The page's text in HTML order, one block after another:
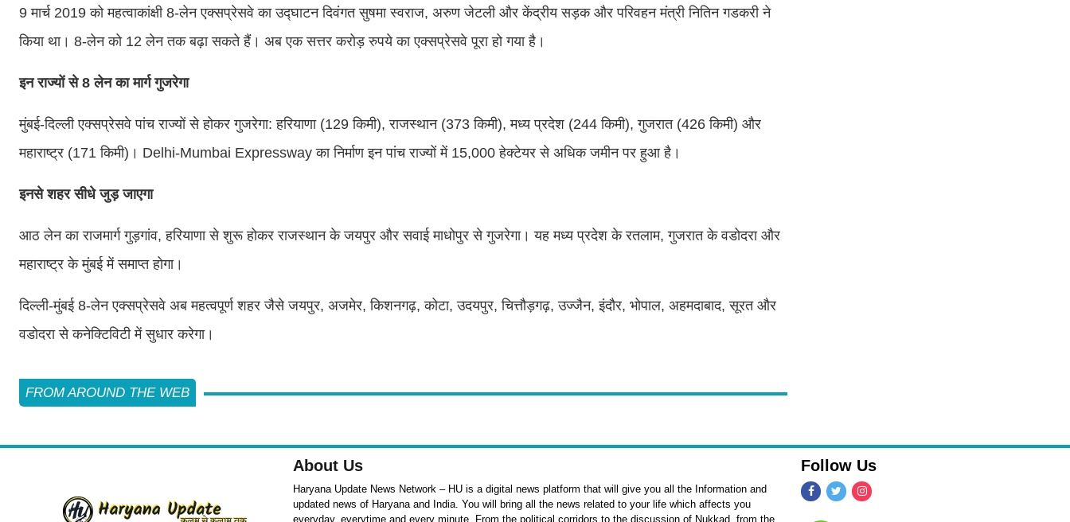
9 मार्च 2019 को महत्वाकांक्षी 8-लेन एक्सप्रेसवे का उद्घाटन दिवंगत सुषमा स्वराज, अरुण जेटली और केंद्रीय सड़क और परिवहन मंत्री नितिन गडकरी ने
किया था। 8-लेन को 12 लेन तक बढ़ा सकते हैं। अब एक सत्तर करोड़ रुपये का एक्सप्रेसवे पूरा हो गया है।
इन राज्यों से 8 लेन का मार्ग गुजरेगा
मुंबई-दिल्ली एक्सप्रेसवे पांच राज्यों से होकर गुजरेगा: हरियाणा (129 किमी), राजस्थान (373 किमी), मध्य प्रदेश (244 किमी), गुजरात (426 किमी) और
महाराष्ट्र (171 किमी)। Delhi-Mumbai Expressway का निर्माण इन पांच राज्यों में 15,000 हेक्टेयर से अधिक जमीन पर हुआ है।
इनसे शहर सीधे जुड़ जाएगा
आठ लेन का राजमार्ग गुड़गांव, हरियाणा से शुरू होकर राजस्थान के जयपुर और सवाई माधोपुर से गुजरेगा। यह मध्य प्रदेश के रतलाम, गुजरात के वडोदरा और
महाराष्ट्र के मुंबई में समाप्त होगा।
दिल्ली-मुंबई 8-लेन एक्सप्रेसवे अब महत्वपूर्ण शहर जैसे जयपुर, अजमेर, किशनगढ़, कोटा, उदयपुर, चित्तौड़गढ़, उज्जैन, इंदौर, भोपाल, अहमदाबाद, सूरत और
वडोदरा से कनेक्टिविटी में सुधार करेगा।
FROM AROUND THE WEB
About Us
Haryana Update News Network – HU is a digital news platform that will give you all the Information and
updated news of Haryana and India. You will bring all the news related to your life which affects you
everyday, everytime and every minute. From the political corridors to the discussion of Nukkad, from the
Follow Us